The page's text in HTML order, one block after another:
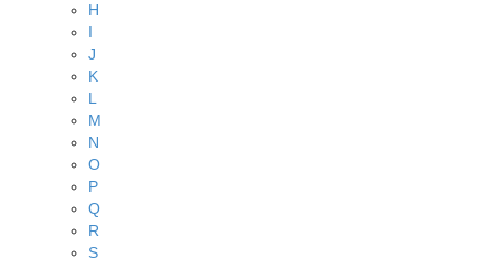
H
I
J
K
L
M
N
O
P
Q
R
S